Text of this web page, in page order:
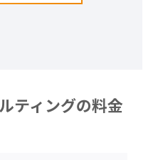
ティングの料金